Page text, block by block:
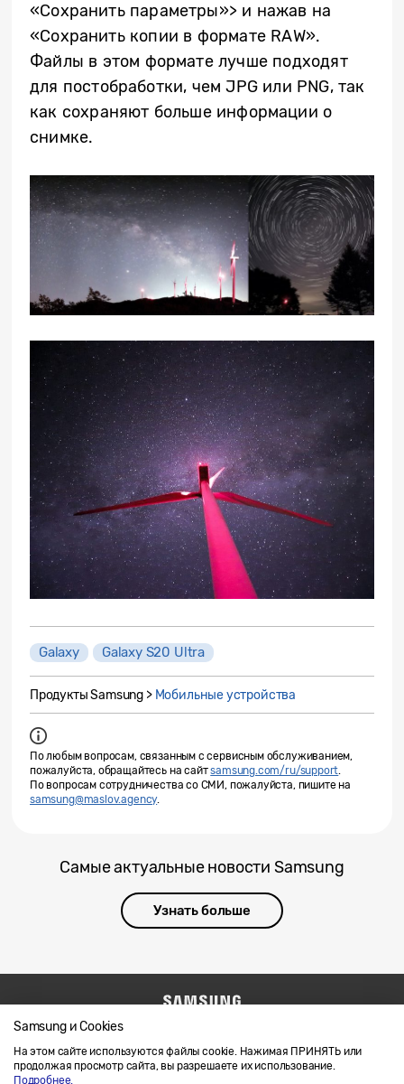
Samsung и Cookies
На этом сайте используются файлы cookie. Нажимая ПРИНЯТЬ или
продолжая просмотр сайта, вы разрешаете их использование.
Подробнее.
«Сохранить параметры»> и нажав на
«Сохранить копии в формате RAW».
Файлы в этом формате лучше подходят
для постобработки, чем JPG или PNG, так
как сохраняют больше информации о
снимке.
Galaxy Galaxy S20 Ultra
Продукты Samsung > Мобильные устройства
По любым вопросам, связанным с сервисным обслуживанием,
пожалуйста, обращайтесь на сайтsamsung.com/ru/support.
По вопросам сотрудничества со СМИ, пожалуйста, пишите на
samsung@maslov.agency.
Самые актуальные новости Samsung
Узнать больше
Напишите нам
Условия использования материалов
Конфиденциальность и файлы cookie